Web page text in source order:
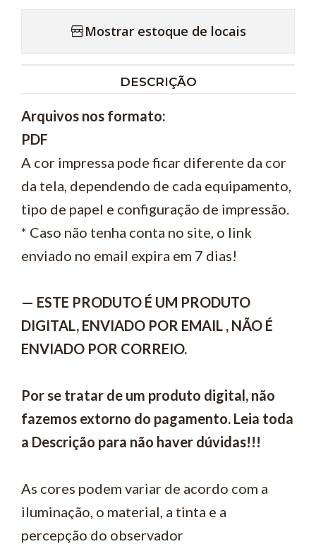
Mostrar estoque de locais
DESCRIÇÃO
Arquivos nos formato:
PDF
A cor impressa pode ficar diferente da cor
da tela, dependendo de cada equipamento,
tipo de papel e configuração de impressão.
* Caso não tenha conta no site, o link
enviado no email expira em 7 dias!
— ESTE PRODUTO É UM PRODUTO
DIGITAL, ENVIADO POR EMAIL , NÃO É
ENVIADO POR CORREIO.
Por se tratar de um produto digital, não
fazemos extorno do pagamento. Leia toda
a Descrição para não haver dúvidas!!!
As cores podem variar de acordo com a
iluminação, o material, a tinta e a
percepção do observador